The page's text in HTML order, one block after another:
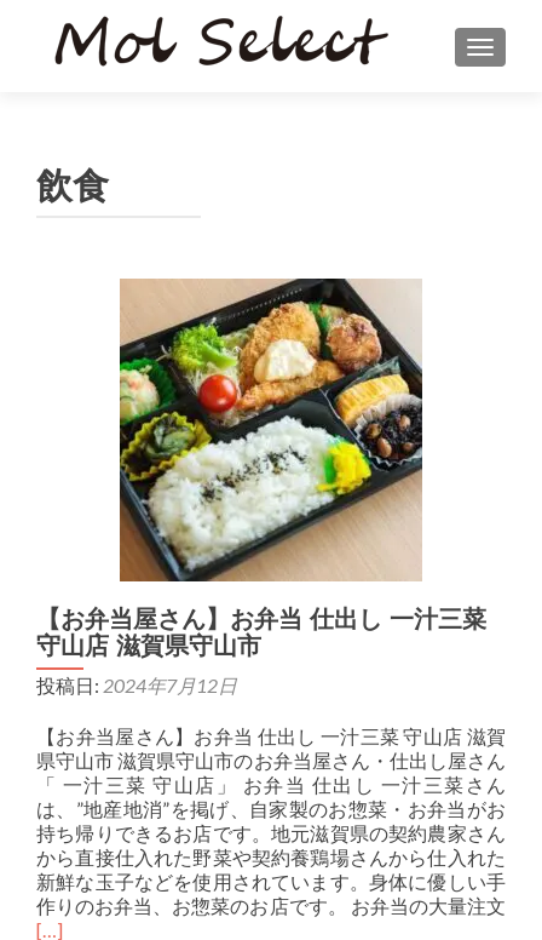
ナビゲ
飲食
【お弁当屋さん】お弁当 仕出し 一汁三菜
守山店 滋賀県守山市
投稿日: 2024年7月12日
【お弁当屋さん】お弁当 仕出し 一汁三菜 守山店 滋賀
県守山市 滋賀県守山市のお弁当屋さん・仕出し屋さん
「 一汁三菜 守山店」 お弁当 仕出し 一汁三菜さん
は、”地産地消”を掲げ、自家製のお惣菜・お弁当がお
持ち帰りできるお店です。地元滋賀県の契約農家さん
から直接仕入れた野菜や契約養鶏場さんから仕入れた
新鮮な玉子などを使用されています。身体に優しい手
作りのお弁当、お惣菜のお店です。 お弁当の大量注文
[…]